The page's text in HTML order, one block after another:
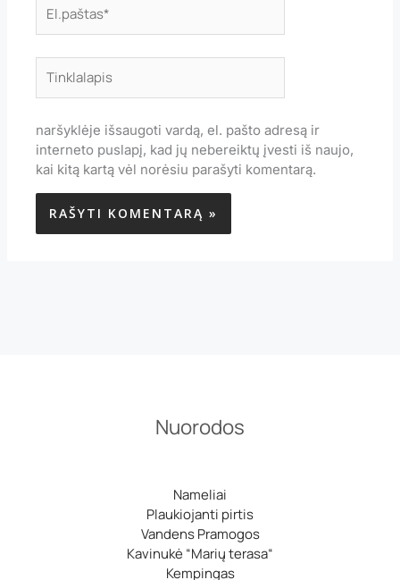
naršyklėje išsaugoti vardą, el. pašto adresą ir
interneto puslapį, kad jų nebereiktų įvesti iš naujo,
kai kitą kartą vėl norėsiu parašyti komentarą.
Nuorodos
Nameliai
Plaukiojanti pirtis
Vandens Pramogos
Kavinukė “Marių terasa“
Kempingas